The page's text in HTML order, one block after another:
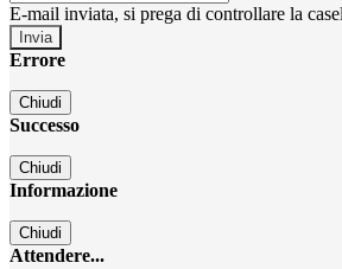
E-mail inviata, si prega di controllare la
Errore
Chiudi
Successo
Chiudi
Informazione
Chiudi
Attendere...